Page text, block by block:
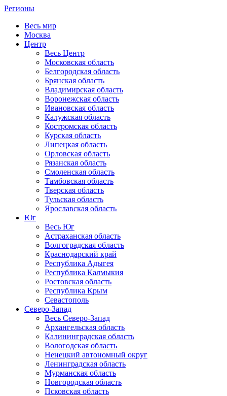
Регионы
Весь мир
Москва
Центр
Весь Центр
Московская область
Белгородская область
Брянская область
Владимирская область
Воронежская область
Ивановская область
Калужская область
Костромская область
Курская область
Липецкая область
Орловская область
Рязанская область
Смоленская область
Тамбовская область
Тверская область
Тульская область
Ярославская область
Юг
Весь Юг
Астраханская область
Волгоградская область
Краснодарский край
Республика Адыгея
Республика Калмыкия
Ростовская область
Республика Крым
Севастополь
Северо-Запад
Весь Северо-Запад
Архангельская область
Калининградская область
Вологодская область
Ненецкий автономный округ
Ленинградская область
Мурманская область
Новгородская область
Псковская область